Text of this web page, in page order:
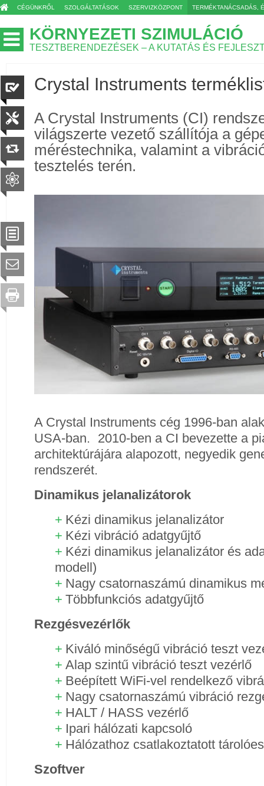
CÉGÜNKRŐL SZOLGÁLTATÁSOK SZERVIZKÖZPONT TERMÉKTANÁCSADÁS,
KÖRNYEZETI SZIMULÁCIÓ
TESZTBERENDEZÉSEK – A KUTATÁS ÉS
Crystal Instruments
A Crystal Instruments (CI)
világszerte vezető szállítója a
méréstechnika, valamint a
tesztelés terén.
A Crystal Instruments cég 1996-ban
USA-ban. 2010-ben a CI bevezette a
architektúrájára alapozott, negyedik
rendszerét.
Dinamikus jelanalizátorok
Kézi dinamikus jelanalizátor
Kézi vibráció adatgyűjtő
Kézi dinamikus jelanalizátor és
modell)
Nagy csatornaszámú dinamikus
Többfunkciós adatgyűjtő
Rezgésvezérlők
Kiváló minőségű vibráció teszt
Alap szintű vibráció teszt vezérlő
Beépített WiFi-vel rendelkező
Nagy csatornaszámú vibráció
HALT / HASS vezérlő
Ipari hálózati kapcsoló
Hálózathoz csatlakoztatott
Szoftver